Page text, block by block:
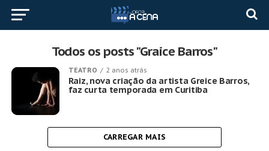
Todos os posts "Graice Barros"
TEATRO 2 anos atrás
Raiz, nova criação da artista Greice Barros,
faz curta temporada em Curitiba
CARREGAR MAIS